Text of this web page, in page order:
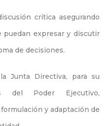
crítica asegurando
expresar y discutir
de decisiones.
Junta Directiva, para su
del Poder Ejecutivo,
y adaptación de